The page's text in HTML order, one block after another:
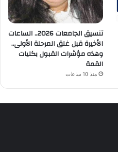
تنسيق الجامعات 2026.. الساعات
الأخيرة قبل غلق المرحلة الأولى..
وهذه مؤشرات القبول بكليات
القمة
منذ 10 ساعات